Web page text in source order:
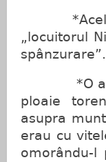
*Același
„locuitorul
spânzurare”.
*O altă
ploaie
asupra
erau cu
omorându-l